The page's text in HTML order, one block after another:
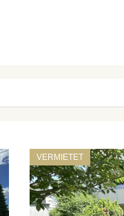
VERMIETET